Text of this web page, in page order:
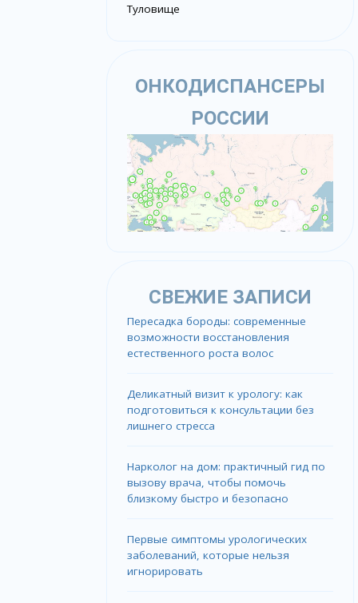
Туловище
ОНКОДИСПАНСЕРЫ
РОССИИ
СВЕЖИЕ ЗАПИСИ
Пересадка бороды: современные
возможности восстановления
естественного роста волос
Деликатный визит к урологу: как
подготовиться к консультации без
лишнего стресса
Нарколог на дом: практичный гид по
вызову врача, чтобы помочь
близкому быстро и безопасно
Первые симптомы урологических
заболеваний, которые нельзя
игнорировать